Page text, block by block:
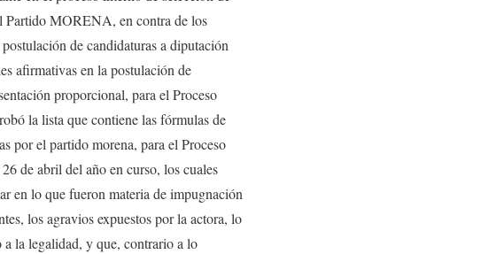
Partido MORENA, en contra de los
de candidaturas a diputación
afirmativas en la postulación de
proporcional, para el Proceso
la lista que contiene las fórmulas de
por el partido morena, para el Proceso
de abril del año en curso, los cuales
en lo que fueron materia de impugnación
los agravios expuestos por la actora, lo
a la legalidad, y que, contrario a lo